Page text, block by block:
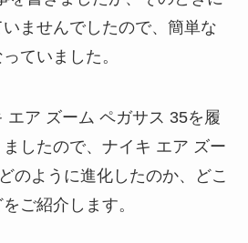
ませんでしたので、簡単な
ていました。
エア ズーム ペガサス 35を履
したので、ナイキ エア ズー
のように進化したのか、どこ
ご紹介します。